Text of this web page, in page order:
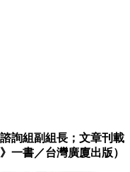
詢組副組長；文章刊載
一書／台灣廣廈出版）